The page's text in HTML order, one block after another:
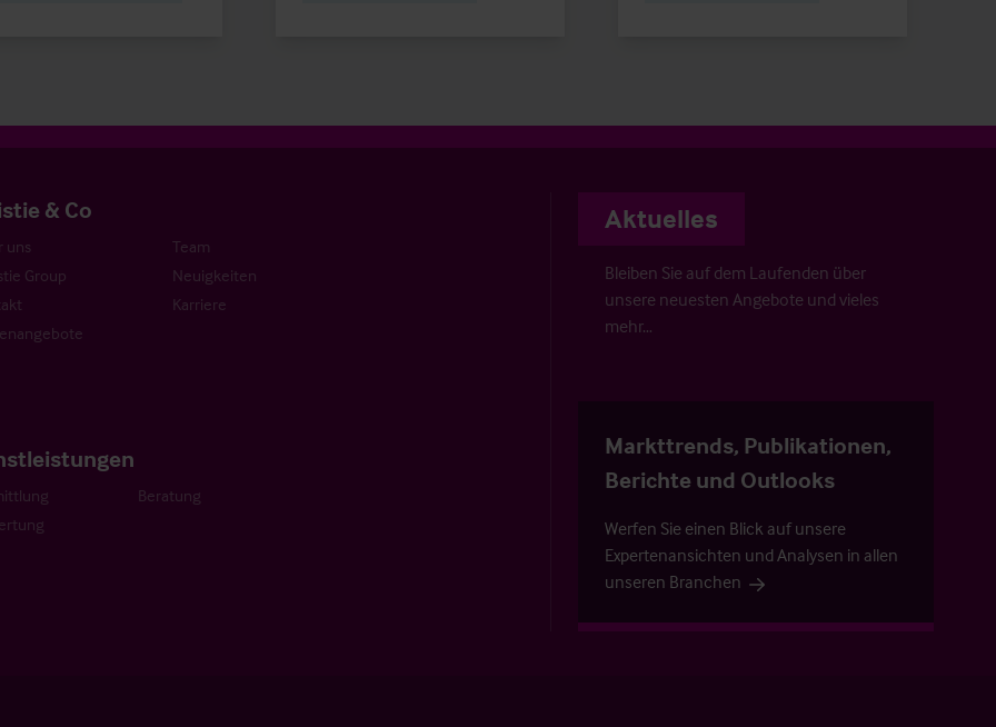
& Co
uns
Team
Group
Neuigkeiten
Karriere
Beratung
Aktuelles
Bleiben Sie auf dem Laufenden über
unsere neuesten Angebote und vieles
mehr…
Markttrends, Publikationen,
Berichte und Outlooks
Werfen Sie einen Blick auf unsere
Expertenansichten und Analysen in allen
unseren Branchen